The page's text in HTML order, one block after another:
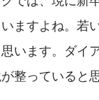
ますよね。若
います。ダイ
整っていると